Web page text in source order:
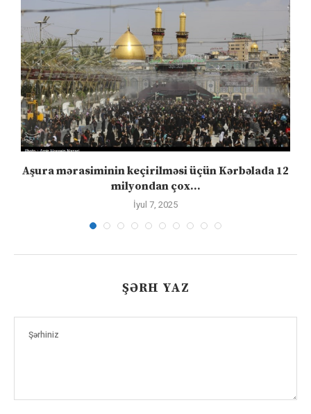
Aşura mərasiminin keçirilməsi üçün Kərbəlada 12
milyondan çox...
İyul 7, 2025
ŞƏRH YAZ